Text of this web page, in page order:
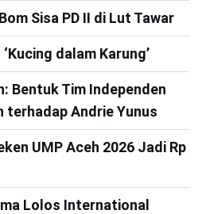
Sisa PD II di Lut Tawar
dalam Karung’
Bentuk Tim Independen
terhadap Andrie Yunus
UMP Aceh 2026 Jadi Rp
Lolos International